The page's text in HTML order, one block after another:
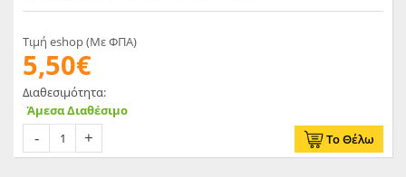
Τιμή eshop (Με ΦΠΑ)
5,50€
Διαθεσιμότητα:
Άμεσα Διαθέσιμο
Το Θέλω